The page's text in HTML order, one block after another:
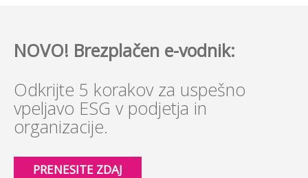
NOVO! Brezplačen e-vodnik:
Odkrijte 5 korakov za uspešno
vpeljavo ESG v podjetja in
organizacije.
PRENESITE ZDAJ